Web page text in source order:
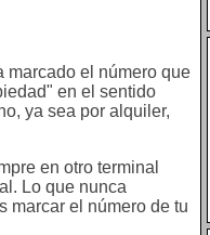
marcado el número que
en el sentido
ya sea por alquiler,
en otro terminal
Lo que nunca
marcar el número de tu